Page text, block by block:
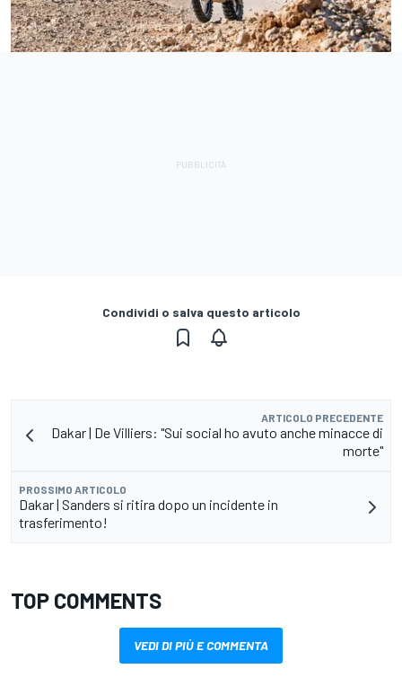
Condividi o salva questo articolo
ARTICOLO PRECEDENTE
Dakar | De Villiers: "Sui social ho avuto anche minacce di
morte"
PROSSIMO ARTICOLO
Dakar | Sanders si ritira dopo un incidente in
trasferimento!
TOP COMMENTS
VEDI DI PIÙ E COMMENTA